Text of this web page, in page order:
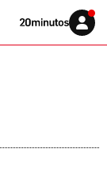
Volver
Iniciar
sesión